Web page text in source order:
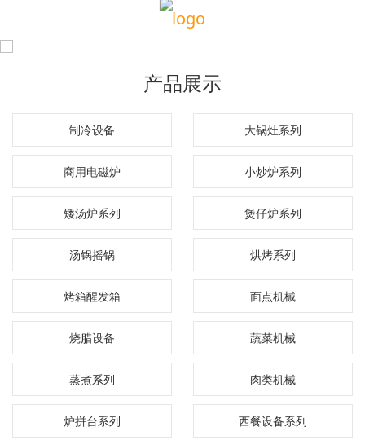
产品展示
制冷设备 大锅灶系列
商用电磁炉 小炒炉系列
矮汤炉系列 煲仔炉系列
汤锅摇锅 烘烤系列
烤箱醒发箱 面点机械
烧腊设备 蔬菜机械
蒸煮系列 肉类机械
炉拼台系列 西餐设备系列